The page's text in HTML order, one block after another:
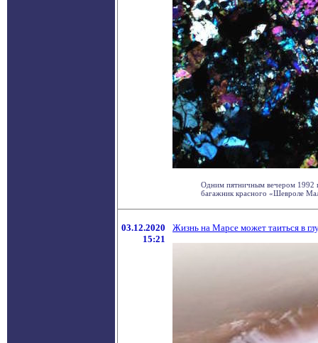
Одним пятничным вечером 1992
багажник красного «Шевроле
03.12.2020
15:21
Жизнь на Марсе может таиться в